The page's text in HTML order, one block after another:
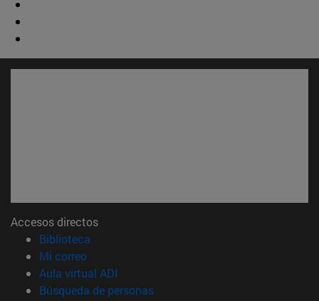
Accesos directos
Biblioteca
Mi correo(abre en nueva ventana)
Aula virtual ADI
Búsqueda de personas(abre en nueva ventana)